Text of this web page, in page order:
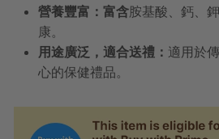
營養豐富：富含胺基酸、鈣、
康。
用途廣泛，適合送禮： 適用於
心的保健禮品。